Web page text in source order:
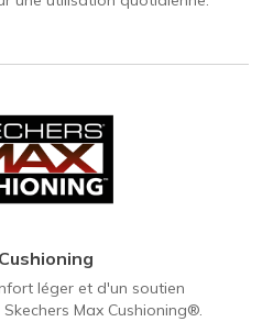
léger et d'un soutien
Max Cushioning®.